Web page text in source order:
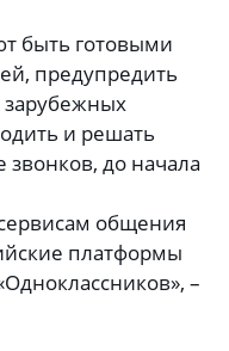
быть готовыми
предупредить
зарубежных
и решать
до начала
общения
платформы
–